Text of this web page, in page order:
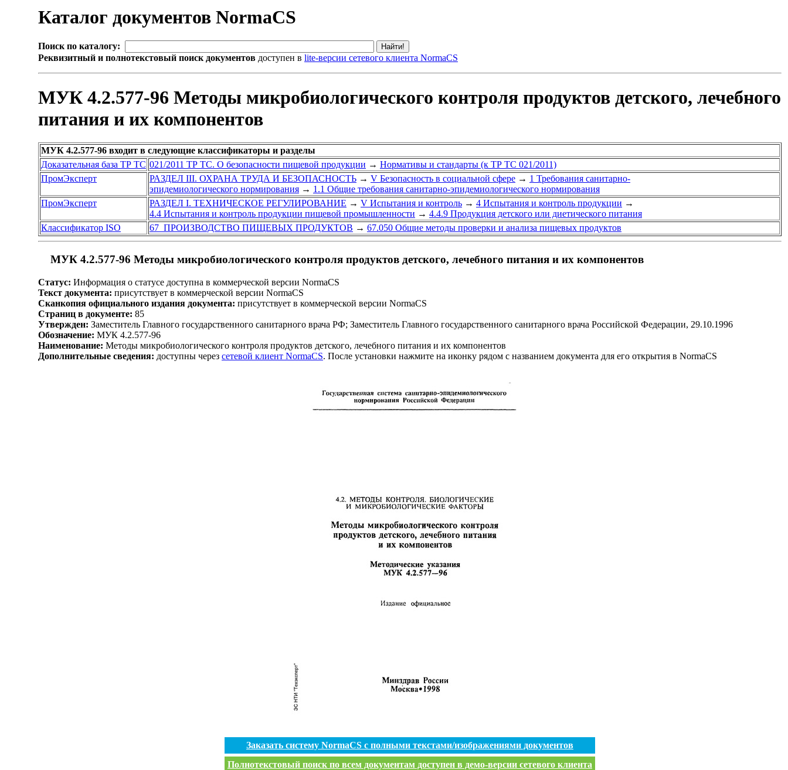
Каталог документов NormaCS
Поиск по каталогу:
Реквизитный и полнотекстовый поиск документов доступен в lite-версии сетевого клиента NormaCS
МУК 4.2.577-96 Методы микробиологического контроля продуктов детского, лечебного
питания и их компонентов
МУК 4.2.577-96 входит в следующие классификаторы и разделы
Доказательная база ТР ТС 021/2011 ТР ТС. О безопасности пищевой продукции → Нормативы и стандарты (к ТР ТС 021/2011)
ПромЭксперт
РАЗДЕЛ III. ОХРАНА ТРУДА И БЕЗОПАСНОСТЬ → V Безопасность в социальной сфере → 1 Требования санитарно-
эпидемиологического нормирования → 1.1 Общие требования санитарно-эпидемиологического нормирования
ПромЭксперт
РАЗДЕЛ I. ТЕХНИЧЕСКОЕ РЕГУЛИРОВАНИЕ → V Испытания и контроль → 4 Испытания и контроль продукции →
4.4 Испытания и контроль продукции пищевой промышленности → 4.4.9 Продукция детского или диетического питания
Классификатор ISO
67 ПРОИЗВОДСТВО ПИЩЕВЫХ ПРОДУКТОВ → 67.050 Общие методы проверки и анализа пищевых продуктов
МУК 4.2.577-96 Методы микробиологического контроля продуктов детского, лечебного питания и их компонентов
Статус: Информация о статусе доступна в коммерческой версии NormaCS
Текст документа: присутствует в коммерческой версии NormaCS
Сканкопия официального издания документа: присутствует в коммерческой версии NormaCS
Страниц в документе: 85
Утвержден: Заместитель Главного государственного санитарного врача РФ; Заместитель Главного государственного санитарного врача Российской Федерации, 29.10.1996
Обозначение: МУК 4.2.577-96
Наименование: Методы микробиологического контроля продуктов детского, лечебного питания и их компонентов
Дополнительные сведения: доступны через сетевой клиент NormaCS. После установки нажмите на иконку рядом с названием документа для его открытия в NormaCS
Заказать систему NormaCS с полными текстами/изображениями документов
Полнотекстовый поиск по всем документам доступен в демо-версии сетевого клиента